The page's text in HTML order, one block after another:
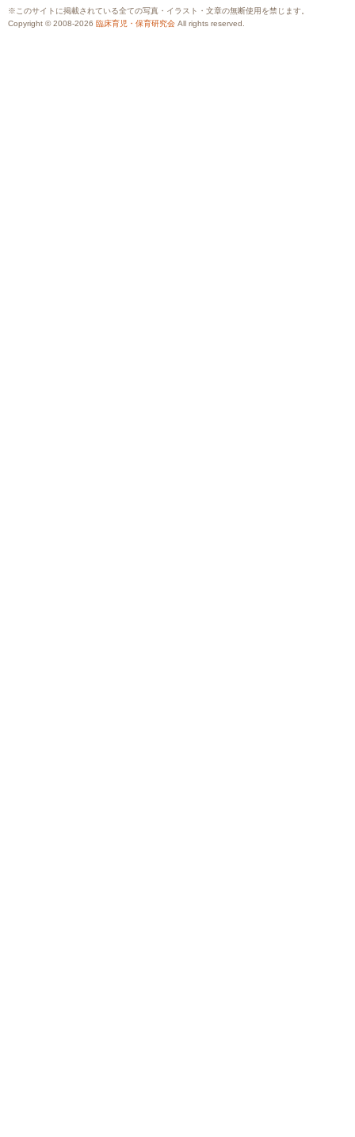
※このサイトに掲載されている全ての写真・イラスト・文章の無断使用を禁じます。
Copyright © 2008-2026 臨床育児・保育研究会 All rights reserved.